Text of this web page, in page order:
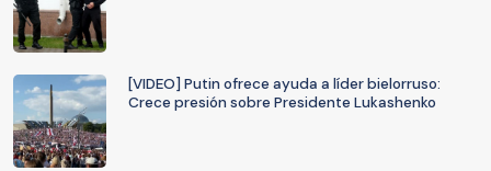
[VIDEO] Putin ofrece ayuda a líder bielorruso:
Crece presión sobre Presidente Lukashenko